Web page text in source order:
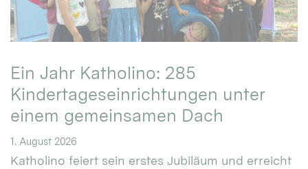
Ein Jahr Katholino: 285
Kindertageseinrichtungen unter
einem gemeinsamen Dach
1. August 2026
Katholino feiert sein erstes Jubiläum und erreicht